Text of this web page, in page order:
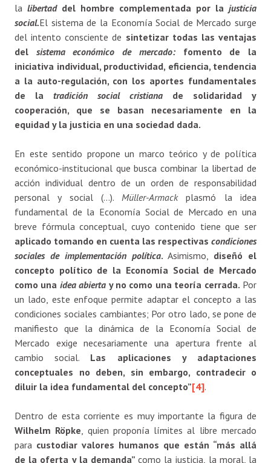
la libertad del hombre complementada por la justicia
social.El sistema de la Economía Social de Mercado surge
del intento consciente de sintetizar todas las ventajas
del sistema económico de mercado:fomento de la
iniciativa individual, productividad, eficiencia, tendencia
a la auto-regulación, con los aportes fundamentales
de la tradición social cristiana de solidaridad y
cooperación, que se basan necesariamente en la
equidad y la justicia en una sociedad dada.
En este sentido propone un marco teórico y de política
económico-institucional que busca combinar la libertad de
acción individual dentro de un orden de responsabilidad
personal y social (…). Müller-Armackplasmó la idea
fundamental de la Economía Social de Mercado en una
breve fórmula conceptual, cuyo contenido tiene que ser
aplicado tomando en cuenta las respectivas condiciones
sociales de implementación política. Asimismo, diseñó el
concepto político de la Economía Social de Mercado
como una idea abierta y no como una teoría cerrada. Por
un lado, este enfoque permite adaptar el concepto a las
condiciones sociales cambiantes; Por otro lado, se pone de
manifiesto que la dinámica de la Economía Social de
Mercado exige necesariamente una apertura frente al
cambio social. Las aplicaciones y adaptaciones
conceptuales no deben, sin embargo, contradecir o
diluir la idea fundamental del concepto”[4].
Dentro de esta corriente es muy importante la figura de
Wilhelm Röpke , quien proponía límites al libre mercado
para custodiar valores humanos que están “más allá
de la oferta y la demanda”como la justicia, la moral, la